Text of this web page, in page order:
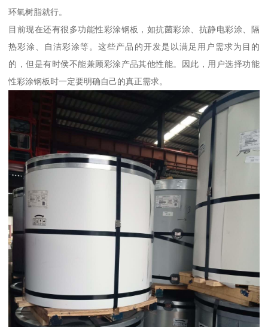
环氧树脂就行。
目前现在还有很多功能性彩涂钢板，如抗菌彩涂、抗静电彩涂、隔
热彩涂、自洁彩涂等。这些产品的开发是以满足用户需求为目的
的，但是有时侯不能兼顾彩涂产品其他性能。因此，用户选择功能
性彩涂钢板时一定要明确自己的真正需求。